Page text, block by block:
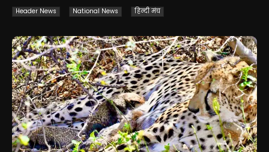
Header News National News हिन्दी मंच